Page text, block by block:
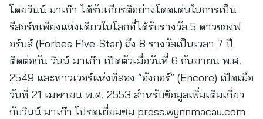
โดยวินน์ มาเก๊า ได้รับเกียรติอย่างโดดเด่นในการเป็น
รีสอร์ทเพียงแห่งเดียวในโลกที่ได้รับรางวัล 5 ดาวของฟ
อร์บส์ (Forbes Five-Star) ถึง 8 รางวัลเป็นเวลา 7 ปี
ติดต่อกัน วินน์ มาเก๊า เปิดตัวเมื่อวันที่ 6 กันยายน พ.ศ.
2549 และทาวเวอร์แห่งที่สอง “อังกอร์” (Encore) เปิดเมื่อ
วันที่ 21 เมษายน พ.ศ. 2553 สำหรับข้อมูลเพิ่มเติมเกี่ยว
กับวินน์ มาเก๊า โปรดเยี่ยมชม press.wynnmacau.com